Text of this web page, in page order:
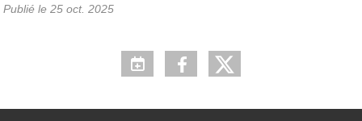
Publié le 25 oct. 2025